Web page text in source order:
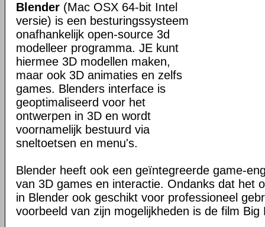
Blender (Mac OSX 64-bit Intel
versie) is een besturingssysteem
onafhankelijk open-source 3d
modelleer programma. JE kunt
hiermee 3D modellen maken,
maar ook 3D animaties en zelfs
games. Blenders interface is
geoptimaliseerd voor het
ontwerpen in 3D en wordt
voornamelijk bestuurd via
sneltoetsen en menu's.
Blender heeft ook een geïntegreerde game-
van 3D games en interactie. Ondanks dat het
in Blender ook geschikt voor professioneel
voorbeeld van zijn mogelijkheden is de film Big